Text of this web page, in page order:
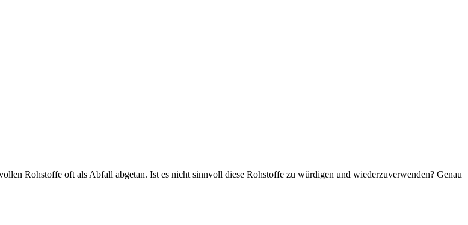
Rohstoffe oft als Abfall abgetan. Ist es nicht sinnvoll diese Rohstoffe zu würdigen und wiederzuverwenden? Genau